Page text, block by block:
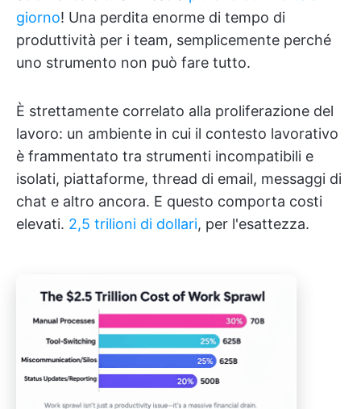
giorno! Una perdita enorme di tempo di
produttività per i team, semplicemente perché
uno strumento non può fare tutto.
È strettamente correlato alla proliferazione del
lavoro: un ambiente in cui il contesto lavorativo
è frammentato tra strumenti incompatibili e
isolati, piattaforme, thread di email, messaggi di
chat e altro ancora. E questo comporta costi
elevati. 2,5 trilioni di dollari, per l'esattezza.